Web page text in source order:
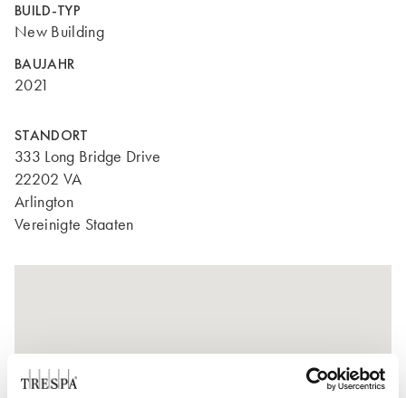
BUILD-TYP
New Building
BAUJAHR
2021
STANDORT
333 Long Bridge Drive
22202 VA
Arlington
Vereinigte Staaten